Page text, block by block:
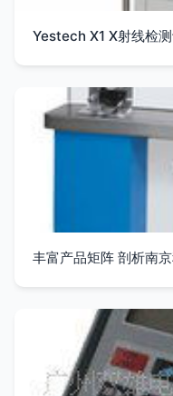
Yestech X1 X射线检
丰富产品矩阵 剖析南